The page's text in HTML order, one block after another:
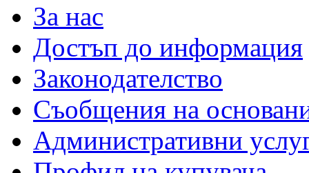
За нас
Достъп до информация
Законодателство
Съобщения на
Административни